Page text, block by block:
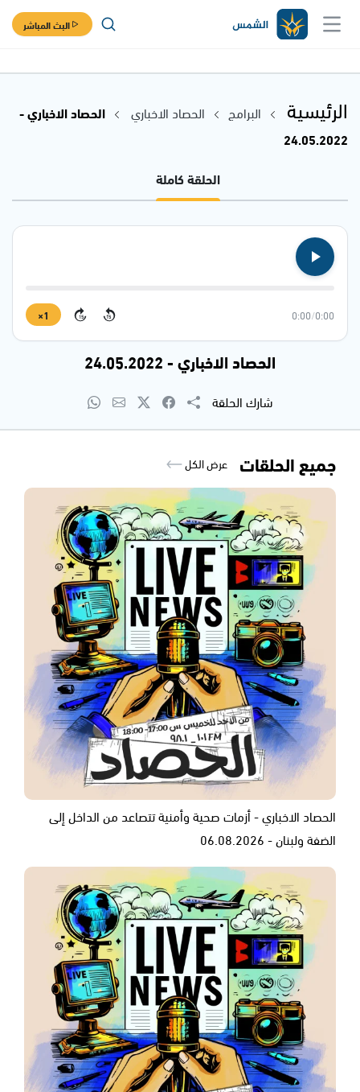
البث المباشر
الرئيسية البرامج الحصاد الاخباري
الحصاد الاخباري -
24.05.2022
الحلقة كاملة
0:00
/
0:00
15
15
1×
الحصاد الاخباري - 24.05.2022
شارك الحلقة
جميع الحلقات عرض الكل
الحصاد الاخباري - أزمات صحية وأمنية تتصاعد من الداخل إلى
الضفة ولبنان - 06.08.2026